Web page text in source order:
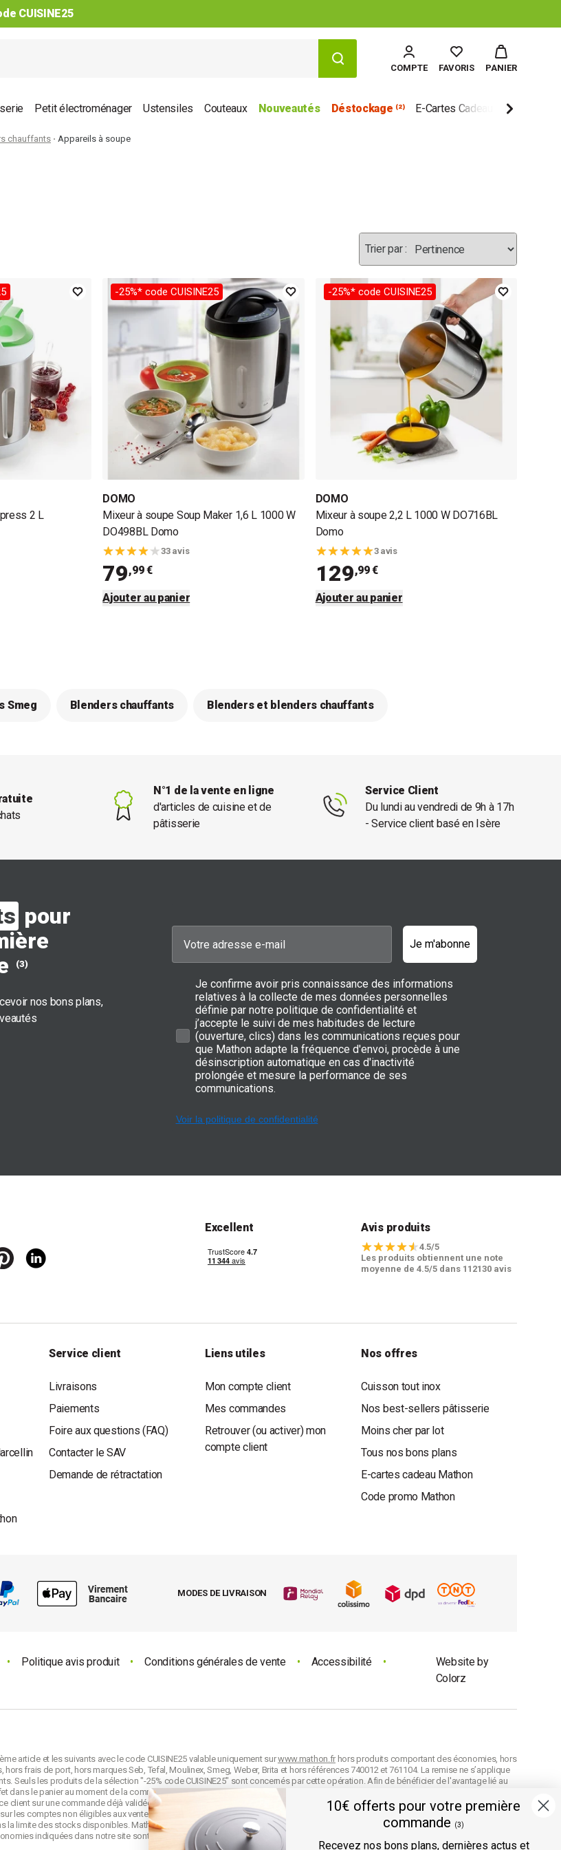
Achetez par lot, jusqu’à -40%¹ !
COMPTE FAVORIS PANIER
Petit électroménager Ustensiles Couteaux Nouveautés Déstockage ⁽²⁾ E-Cartes Cadeau Marques
chauffants Appareils à soupe
2 L
-25%* code CUISINE25
DOMO
Mixeur à soupe Soup Maker 1,6 L 1000 W
DO498BL Domo
33 avis
79,99 €
Ajouter au panier
-25%* code CUISINE25
DOMO
Mixeur à soupe 2,2 L 1000 W DO716BL
Domo
3 avis
129,99 €
Ajouter au panier
Smeg Blenders chauffants Blenders et blenders chauffants
N°1 de la vente en ligne
d'articles de cuisine et de
pâtisserie
Service Client
Du lundi au vendredi de 9h à 17h
- Service client basé en Isère
pour
(3)
nos bons plans,
Je m'abonne
Je confirme avoir pris connaissance des informations
relatives à la collecte de mes données personnelles
définie par notre politique de confidentialité et
j’accepte le suivi de mes habitudes de lecture
(ouverture, clics) dans les communications reçues pour
que Mathon adapte la fréquence d'envoi, procède à une
désinscription automatique en cas d'inactivité
prolongée et mesure la performance de ses
communications.
Voir la politique de confidentialité
Excellent Avis produits
4.5/5
Les produits obtiennent une note
moyenne de 4.5/5 dans 112130 avis
Service client
Livraisons
Paiements
Foire aux questions (FAQ)
Contacter le SAV
Demande de rétractation
Liens utiles
Mon compte client
Mes commandes
Retrouver (ou activer) mon
compte client
Nos offres
Cuisson tout inox
Nos best-sellers pâtisserie
Moins cher par lot
Tous nos bons plans
E-cartes cadeau Mathon
Code promo Mathon
MODES DE LIVRAISON
• Politique avis produit • Conditions générales de vente • Accessibilité
•
Website by
Colorz
article et les suivants avec le code CUISINE25 valable uniquement surwww.mathon.fr hors produits comportant des économies, hors
frais de port, hors marques Seb, Tefal, Moulinex, Smeg, Weber, Brita et hors références 740012 et 761104. La remise ne s’applique
Seuls les produits de la sélection "-25% code CUISINE25" sont concernés par cette opération. Afin de bénéficier de l'avantage lié au
dans le panier au moment de la commande et avant la validation de celle-ci. Conformément à nos
sur une commande déjà validée. Le code CUISINE25 est non cumulable avec d’autres codes avantage et la remise est arrondie
les comptes non éligibles aux ventes privées mathon.fr.
limite des stocks disponibles. Mathon se réserve le droit de modifier les prix de vente à tout moment et les produits seront facturés
indiquées dans notre site sont calculées d'après le
prix de référence
10€ offerts pour votre première
commande
(3)
Recevez nos bons plans, dernières actus et